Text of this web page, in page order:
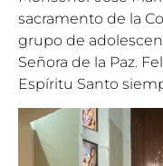
sacramento de la
grupo de
Señora de la Paz.
Espíritu Santo